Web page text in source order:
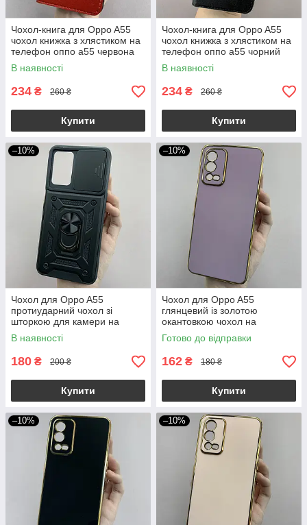
Чохол-книга для Oppo A55
чохол книжка з хлястиком на
телефон оппо а55 червона
b6r
В наявності
234 ₴ 260 ₴
Купити
Чохол-книга для Oppo A55
чохол книжка з хлястиком на
телефон оппо а55 чорний
b6r
В наявності
234 ₴ 260 ₴
Купити
–10%
Чохол для Oppo A55
протиударний чохол зі
шторкою для камери на
телефон оппо а55 чорний crt
В наявності
180 ₴ 200 ₴
Купити
–10%
Чохол для Oppo A55
глянцевий із золотою
окантовкою чохол на
телефон оппо а55 чорничний
h7y
Готово до відправки
162 ₴ 180 ₴
Купити
–10% –10%